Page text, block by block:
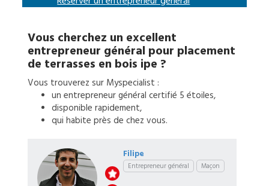
Vous cherchez un excellent
entrepreneur général pour placement
de terrasses en bois ipe ?
Vous trouverez sur Myspecialist :
un entrepreneur général certifié 5 étoiles,
disponible rapidement,
qui habite près de chez vous.
Filipe
Entrepreneur général Maçon